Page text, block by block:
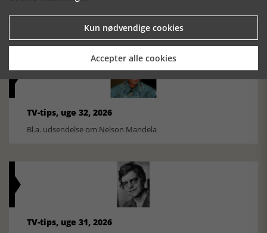
Historiens Aktører 79 - John Reed
Ole Mortensøn fortæller om den amerikanske journalist
TV-tips, uge 32, 2026
Bl.a. udsendelse om Nelson Mandela
TV-tips, uge 31, 2026
Kun nødvendige cookies
Accepter alle cookies